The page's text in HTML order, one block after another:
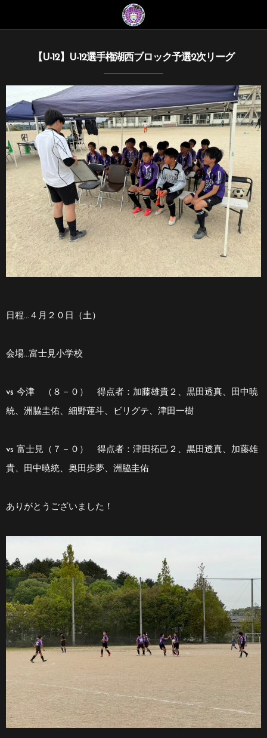
【U-12】U-12選手権湖西ブロック予選2次リーグ
日程…４月２０日（土）
会場…富士見小学校
vs 今津 （８－０） 得点者：加藤雄貴２、黒田透真、田中暁
統、洲脇圭佑、細野蓮斗、ビリグテ、津田一樹
vs 富士見（７－０） 得点者：津田拓己２、黒田透真、加藤雄
貴、田中暁統、奥田歩夢、洲脇圭佑
ありがとうございました！